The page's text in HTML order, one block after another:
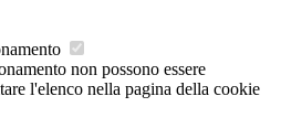
non possono essere
l'elenco nella pagina della cookie